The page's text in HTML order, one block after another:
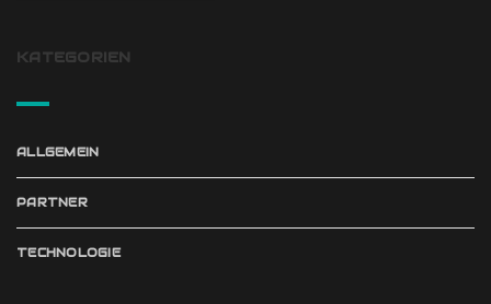
KATEGORIEN
ALLGEMEIN
PARTNER
TECHNOLOGIE